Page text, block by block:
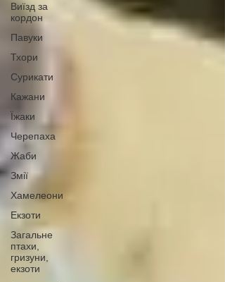
Виїзд за
кордон
Павуки
Тхори
Сурикати
Кажани
Їжаки
Черепаха
Жаби
Змії
Хамелеони
Екзоти
Загальне
птахи,
гризуни,
екзоти